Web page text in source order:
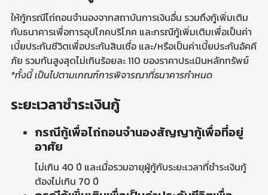
ให้กู้กรณีไถ่ถอนจำนองจากสถาบันการเงินอื่น รวมถึงกู้เพิ่มเติม
กับธนาคารเพื่อการอุปโภคบริโภค และกรณีกู้เพิ่มเติมเพื่อเป็นค่า
เบี้ยประกันชีวิตเพื่อประกันสินเชื่อ และ/หรือเป็นค่าเบี้ยประกันอัคคี
ภัย รวมกันสูงสุดไม่เกินร้อยละ 110 ของราคาประเมินหลักทรัพย์
*ทั้งนี้ เป็นไปตามเกณฑ์การพิจารณาที่ธนาคารกำหนด
ระยะเวลาชำระเงินกู้
กรณีกู้เพื่อไถ่ถอนจำนองสัญญากู้เพื่อที่อยู่
อาศัย
ไม่เกิน 40 ปี และเมื่อรวมอายุผู้กู้กับระยะเวลาที่ชำระเงินกู้
ต้องไม่เกิน 70 ปี